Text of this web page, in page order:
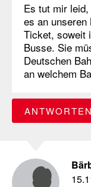
Es tut mir
es an unseren
Ticket, soweit
Busse. Sie
Deutschen
an welchem
ANTWORTEN